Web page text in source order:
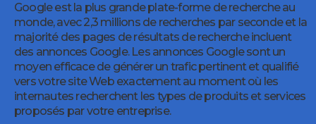
Google est la plus grande plate-forme de recherche au
monde, avec 2,3 millions de recherches par seconde et la
majorité des pages de résultats de recherche incluent
des annonces Google. Les annonces Google sont un
moyen efficace de générer un trafic pertinent et qualifié
vers votre site Web exactement au moment où les
internautes recherchent les types de produits et services
proposés par votre entreprise.